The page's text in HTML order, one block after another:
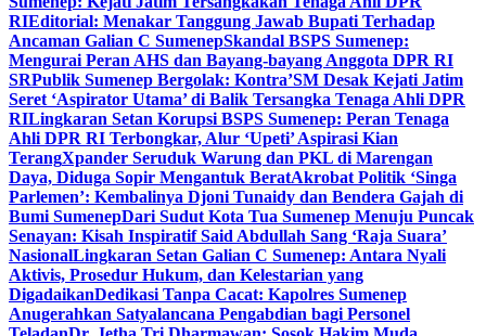
RIEditorial: Menakar Tanggung Jawab Bupati Terhadap
Ancaman Galian C SumenepSkandal BSPS Sumenep:
Mengurai Peran AHS dan Bayang-bayang Anggota DPR RI
SRPublik Sumenep Bergolak: Kontra’SM Desak Kejati Jatim
Seret ‘Aspirator Utama’ di Balik Tersangka Tenaga Ahli DPR
RILingkaran Setan Korupsi BSPS Sumenep: Peran Tenaga
Ahli DPR RI Terbongkar, Alur ‘Upeti’ Aspirasi Kian
TerangXpander Seruduk Warung dan PKL di Marengan
Daya, Diduga Sopir Mengantuk BeratAkrobat Politik ‘Singa
Parlemen’: Kembalinya Djoni Tunaidy dan Bendera Gajah di
Bumi SumenepDari Sudut Kota Tua Sumenep Menuju Puncak
Senayan: Kisah Inspiratif Said Abdullah Sang ‘Raja Suara’
NasionalLingkaran Setan Galian C Sumenep: Antara Nyali
Aktivis, Prosedur Hukum, dan Kelestarian yang
DigadaikanDedikasi Tanpa Cacat: Kapolres Sumenep
Anugerahkan Satyalancana Pengabdian bagi Personel